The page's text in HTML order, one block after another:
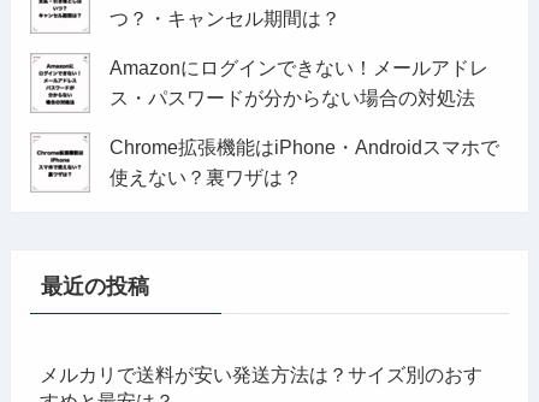
つ？・キャンセル期間は？
Amazonにログインできない！メールアドレ
ス・パスワードが分からない場合の対処法
Chrome拡張機能はiPhone・Androidスマホで
使えない？裏ワザは？
最近の投稿
メルカリで送料が安い発送方法は？サイズ別のおす